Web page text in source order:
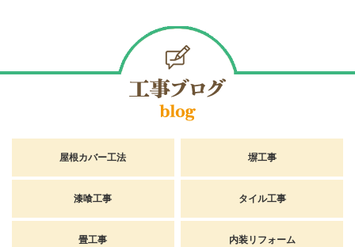
屋根カバー工法 塀工事
漆喰工事 タイル工事
畳工事 内装リフォーム